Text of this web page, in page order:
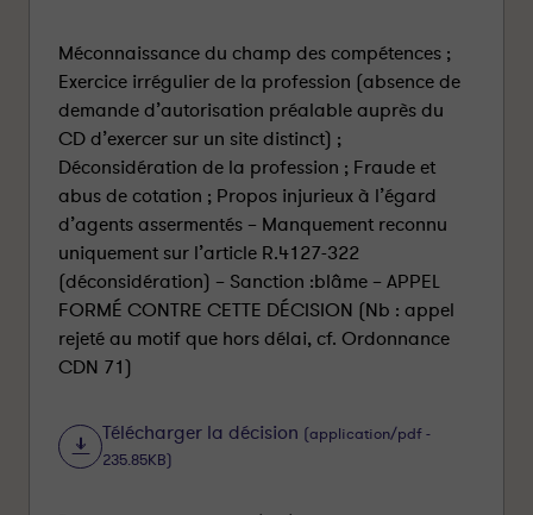
Méconnaissance du champ des compétences ;
Exercice irrégulier de la profession (absence de
demande d’autorisation préalable auprès du
CD d’exercer sur un site distinct) ;
Déconsidération de la profession ; Fraude et
abus de cotation ; Propos injurieux à l’égard
d’agents assermentés – Manquement reconnu
uniquement sur l’article R.4127-322
(déconsidération) – Sanction :blâme – APPEL
FORMÉ CONTRE CETTE DÉCISION (Nb : appel
rejeté au motif que hors délai, cf. Ordonnance
CDN 71)
Télécharger la décision (application/pdf -
235.85KB)